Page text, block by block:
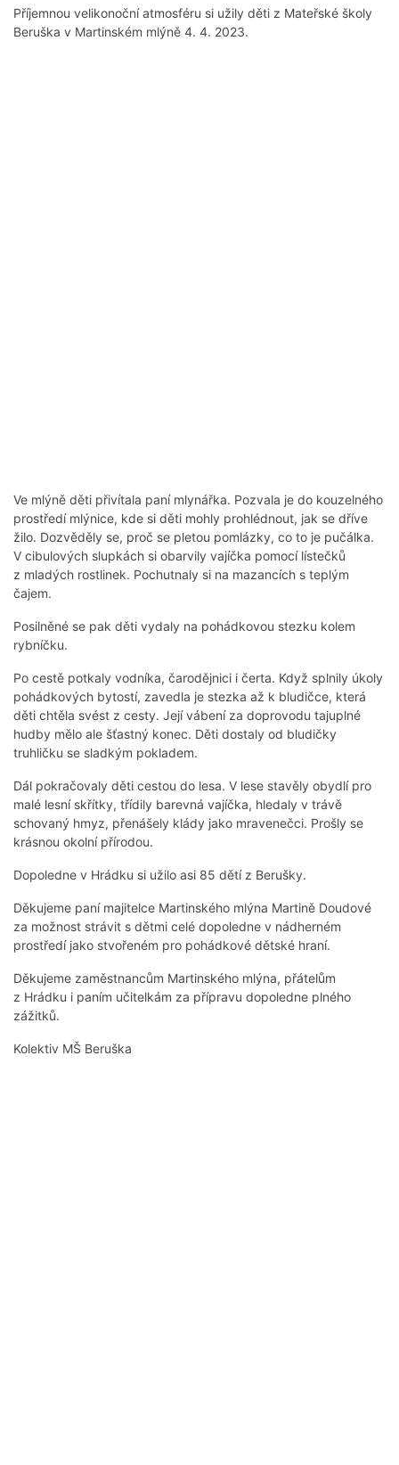
Příjemnou velikonoční atmosféru si užily děti z Mateřské školy
Beruška v Martinském mlýně 4. 4. 2023.
Ve mlýně děti přivítala paní mlynářka. Pozvala je do kouzelného
prostředí mlýnice, kde si děti mohly prohlédnout, jak se dříve
žilo. Dozvěděly se, proč se pletou pomlázky, co to je pučálka.
V cibulových slupkách si obarvily vajíčka pomocí lístečků
z mladých rostlinek. Pochutnaly si na mazancích s teplým
čajem.
Posilněné se pak děti vydaly na pohádkovou stezku kolem
rybníčku.
Po cestě potkaly vodníka, čarodějnici i čerta. Když splnily úkoly
pohádkových bytostí, zavedla je stezka až k bludičce, která
děti chtěla svést z cesty. Její vábení za doprovodu tajuplné
hudby mělo ale šťastný konec. Děti dostaly od bludičky
truhličku se sladkým pokladem.
Dál pokračovaly děti cestou do lesa. V lese stavěly obydlí pro
malé lesní skřítky, třídily barevná vajíčka, hledaly v trávě
schovaný hmyz, přenášely klády jako mravenečci. Prošly se
krásnou okolní přírodou.
Dopoledne v Hrádku si užilo asi 85 dětí z Berušky.
Děkujeme paní majitelce Martinského mlýna Martině Doudové
za možnost strávit s dětmi celé dopoledne v nádherném
prostředí jako stvořeném pro pohádkové dětské hraní.
Děkujeme zaměstnancům Martinského mlýna, přátelům
z Hrádku i paním učitelkám za přípravu dopoledne plného
zážitků.
Kolektiv MŠ Beruška